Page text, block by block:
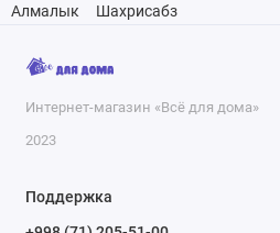
Алмалык
Шахрисабз
Интернет-магазин «Всё для дома»
2023
Поддержка